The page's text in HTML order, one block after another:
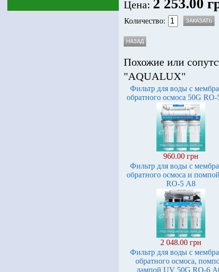
Цена: 2 253.00
Количество:
Похожие или
"AQUALUX"
Фильтр для воды с
обратного осмоса 50G
960.00 грн
Фильтр для воды с
обратного осмоса и
RO-5 А8
2 048.00 грн
Фильтр для воды с
обратного осмоса,
лампой UV 50G RO-6